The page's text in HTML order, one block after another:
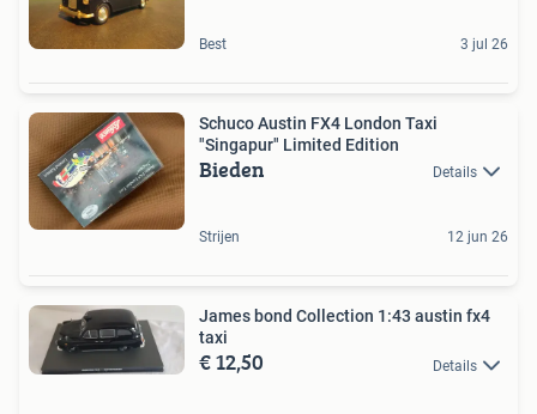
Best 3 jul 26
Schuco Austin FX4 London Taxi
"Singapur" Limited Edition
Bieden Details
Strijen 12 jun 26
James bond Collection 1:43 austin fx4
taxi
€ 12,50 Details